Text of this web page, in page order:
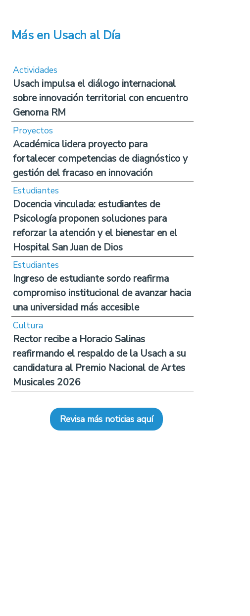
Más en Usach al Día
Actividades
Usach impulsa el diálogo internacional
sobre innovación territorial con encuentro
Genoma RM
Proyectos
Académica lidera proyecto para
fortalecer competencias de diagnóstico y
gestión del fracaso en innovación
Estudiantes
Docencia vinculada: estudiantes de
Psicología proponen soluciones para
reforzar la atención y el bienestar en el
Hospital San Juan de Dios
Estudiantes
Ingreso de estudiante sordo reafirma
compromiso institucional de avanzar hacia
una universidad más accesible
Cultura
Rector recibe a Horacio Salinas
reafirmando el respaldo de la Usach a su
candidatura al Premio Nacional de Artes
Musicales 2026
Revisa más noticias aquí